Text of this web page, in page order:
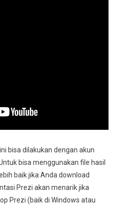
bisa dilakukan dengan akun
bisa menggunakan file hasil
baik jika Anda download
Prezi akan menarik jika
Prezi (baik di Windows atau